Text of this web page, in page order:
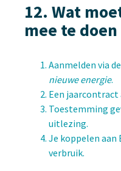
12. Wat
mee te
Aanmelden via de
nieuwe energie.
Een
Toestemming
uitlezing.
Je koppelen aan
verbruik.